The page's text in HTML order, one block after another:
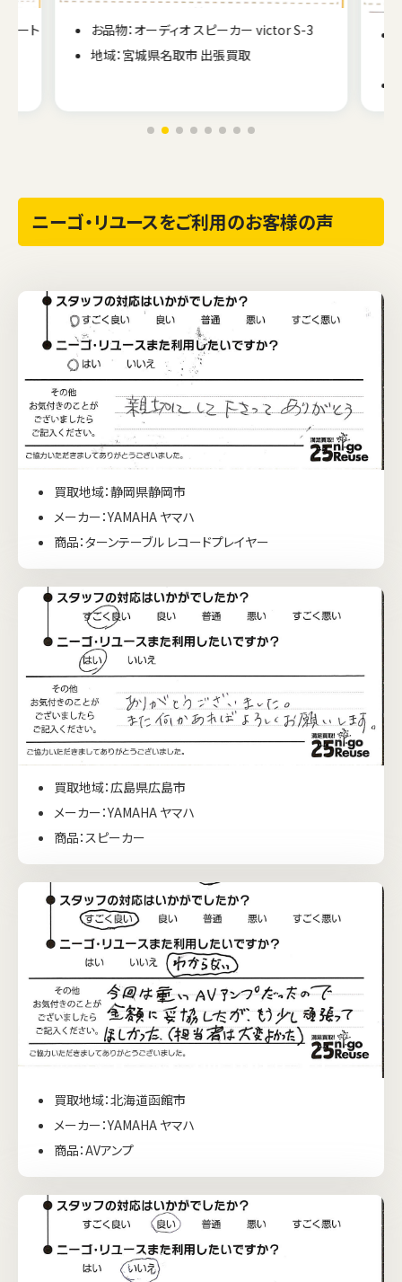
ベート
お品物：オーディオ スピーカー victor S-3
地域：宮城県名取市 出張買取
ニーゴ・リユースをご利用のお客様の声
買取地域：静岡県静岡市
メーカー：YAMAHA ヤマハ
商品：ターンテーブル レコードプレイヤー
買取地域：広島県広島市
メーカー：YAMAHA ヤマハ
商品：スピーカー
買取地域：北海道函館市
メーカー：YAMAHA ヤマハ
商品：AVアンプ